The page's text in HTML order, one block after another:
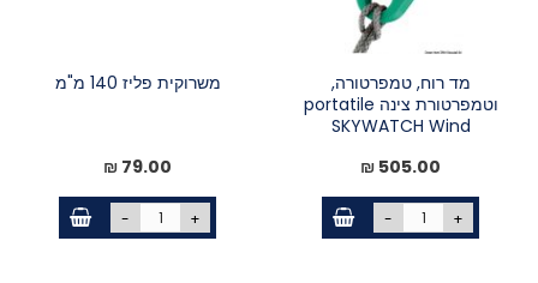
מד רוח, טמפרטורה,
וטמפרטורת צינה portatile
SKYWATCH Wind
505.00 ₪
- +
משרוקית פליז 140 מ"מ
79.00 ₪
- +